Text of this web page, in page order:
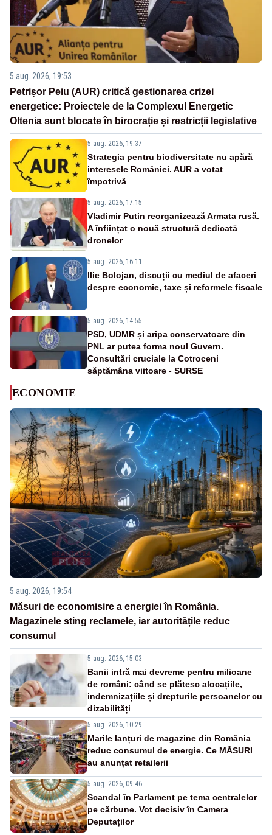
5 aug. 2026, 19:53
Petrișor Peiu (AUR) critică gestionarea crizei
energetice: Proiectele de la Complexul Energetic
Oltenia sunt blocate în birocrație și restricții legislative
5 aug. 2026, 19:37
Strategia pentru biodiversitate nu apără
interesele României. AUR a votat
împotrivă
5 aug. 2026, 17:15
Vladimir Putin reorganizează Armata rusă.
A înființat o nouă structură dedicată
dronelor
5 aug. 2026, 16:11
Ilie Bolojan, discuții cu mediul de afaceri
despre economie, taxe și reformele fiscale
5 aug. 2026, 14:55
PSD, UDMR și aripa conservatoare din
PNL ar putea forma noul Guvern.
Consultări cruciale la Cotroceni
săptămâna viitoare - SURSE
ECONOMIE
5 aug. 2026, 19:54
Măsuri de economisire a energiei în România.
Magazinele sting reclamele, iar autoritățile reduc
consumul
5 aug. 2026, 15:03
Banii intră mai devreme pentru milioane
de români: când se plătesc alocațiile,
indemnizațiile și drepturile persoanelor cu
dizabilități
5 aug. 2026, 10:29
Marile lanțuri de magazine din România
reduc consumul de energie. Ce MĂSURI
au anunțat retailerii
5 aug. 2026, 09:46
Scandal în Parlament pe tema centralelor
pe cărbune. Vot decisiv în Camera
Deputaților